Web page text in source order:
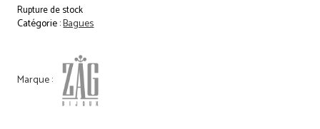
Rupture de stock
Catégorie :Bagues